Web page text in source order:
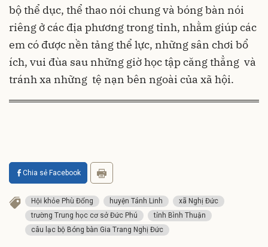
bộ thể dục, thể thao nói chung và bóng bàn nói
riêng ở các địa phương trong tỉnh, nhằm giúp các
em có được nền tảng thể lực, những sân chơi bổ
ích, vui đùa sau những giờ học tập căng thẳng và
tránh xa những tệ nạn bên ngoài của xã hội.
Chia sẻ Facebook
Hội khỏe Phù Đổng huyện Tánh Linh
xã Nghị Đức
trường Trung học cơ sở Đức Phú
tỉnh Bình Thuận
câu lạc bộ Bóng bàn Gia Trang Nghị Đức